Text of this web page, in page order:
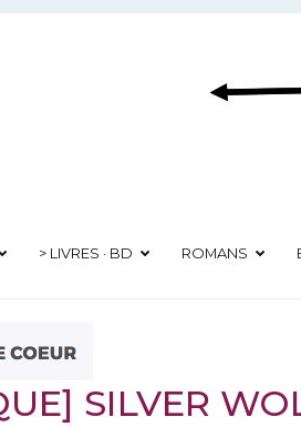
> LIVRES · BD ROMANS
SILVER